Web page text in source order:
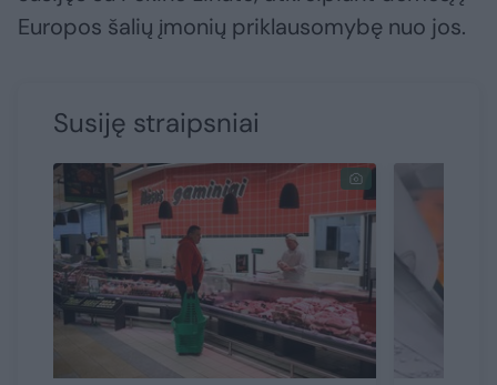
Europos šalių įmonių priklausomybę nuo jos.
Susiję straipsniai